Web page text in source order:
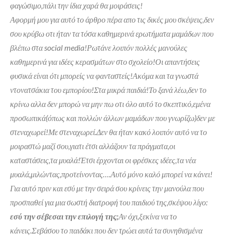
φαγώσιμο,πάλι την ίδια χαρά θα μοιράσεις!
Αφορμή μου για αυτό το άρθρο πέρα απο τις δικές μου σκέψεις,δεν
σου κρύβω οτι ήταν τα τόσα καθημερινά ερωτήματα μαμάδων που
βλέπω στα social media!Ρωτάνε λοιπόν πολλές μανούλες
καθημερινά για ιδέες κερασμάτων στο σχολείο!Οι απαντήσεις
φυσικά είναι ότι μπορείς να φανταστείς!Ακόμα και τα γνωστά
ντονατσάκια του εμπορίου!Στα μικρά παιδιά!Το ξανά λέω,δεν το
κρίνω αλλα δεν μπορώ να μην πω οτι όλο αυτό το σκεπτικό,εμένα
προσωπικά(όπως και πολλών άλλων μαμάδων που γνωρίζω)δεν με
στεναχωρεί!Με στεναχωρεί.Δεν θα ήταν κακό λοιπόν αυτό να το
μοιραστώ μαζί σου,γιατι έτσι αλλάζουν τα πράγματα,οι
καταστάσεις,τα μυαλά!Έτσι έρχονται οι φρέσκες ιδέες,τα νέα
μυαλά,μιλώντας,προτείνοντας….Αυτό μόνο καλό μπορεί να κάνει!
Για αυτό πριν και εσύ με την σειρά σου κρίνεις την μανούλα που
προσπαθεί για μια σωστή διατροφή του παιδιού της,σκέψου λίγο:
εσύ την σέβεσαι την επιλογή της;Αν όχι,ξεκίνα να το
κάνεις.Σεβάσου το παιδάκι που δεν τρώει αυτά τα συνηθισμένα